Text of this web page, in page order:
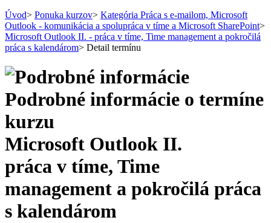
Úvod> Ponuka kurzov> Kategória Práca s e-mailom, Microsoft
Outlook - komunikácia a spolupráca v tíme a Microsoft SharePoint>
Microsoft Outlook II. - práca v tíme, Time management a pokročilá
práca s kalendárom> Detail termínu
Podrobné informácie o termíne
kurzu
Microsoft Outlook II.
práca v tíme, Time
management a pokročilá práca
s kalendárom